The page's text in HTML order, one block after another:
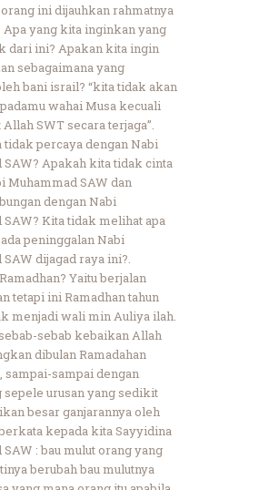
ini dijauhkan rahmatnya
Apa yang kita inginkan yang
dari ini? Apakan kita ingin
sebagaimana yang
bani israil? “kita tidak akan
wahai Musa kecuali
SWT secara terjaga”.
percaya dengan Nabi
Apakah kita tidak cinta
Muhammad SAW dan
dengan Nabi
Kita tidak melihat apa
peninggalan Nabi
dijagad raya ini?.
Yaitu berjalan
tetapi ini Ramadhan tahun
menjadi wali min Auliya ilah.
sebab kebaikan Allah
dibulan Ramadahan
sampai-sampai dengan
sepele urusan yang sedikit
besar ganjarannya oleh
kepada kita Sayyidina
: bau mulut orang yang
berubah bau mulutnya